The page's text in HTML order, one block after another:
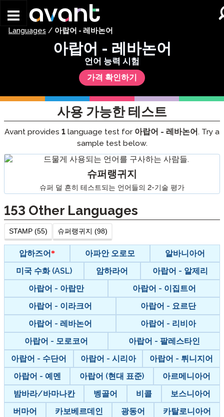
Languages / 아랍어 - 레바논어
아랍어 - 레바논어
언어 능력 시험
가격 확인하기
사용 가능한 테스트
Avant provides 1 language test for 아랍어 - 레바논어. Try a
sample test below.
슈퍼랭귀지
슈퍼 덜 흔히 테스트되는 언어들의 2-기술 평가
153 Other Languages
STAMP (55) 슈퍼랭귀지 (98)
압하즈어 아파안 오로모
알바니아어
미국 수화 (ASL)
암하라어
아랍어 - 알제리
아랍어 - 아랍만
아랍어 - 이집트어
아랍어 - 이라크어
아랍어 - 요르단
아랍어 - 레바논어
아랍어 - 리비아
아랍어 - 모로코어
아랍어 - 팔레스타인
아랍어 - 수단어
아랍어 - 시리아
아랍어 - 튀니지어
아랍어 - 예멘
아랍어 (현대 표준)
아르메니아어
밤바라/바마나칸
벵골어 비콜
보스니아어
버마어
카보베르데인 광동어
카탈로니아어